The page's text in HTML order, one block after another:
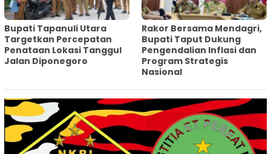
‎Bupati Tapanuli Utara
Targetkan Percepatan
Penataan Lokasi Tanggul
Jalan Diponegoro
Rakor Bersama Mendagri,
Bupati Taput Dukung
Pengendalian Inflasi dan
Program Strategis
Nasional‎